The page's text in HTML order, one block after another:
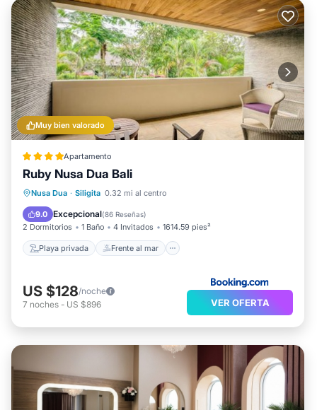
Muy bien valorado
Apartamento
Ruby Nusa Dua Bali
Nusa Dua · Siligita 0.32 mi al centro
9.0 Excepcional(86 Reseñas)
2 Dormitorios 1 Baño 4 Invitados 1614.59 pies²
Playa privada Frente al mar
Playa privada
Frente al mar
Desayuno
Aparcamiento
US $128/noche
7 noches - US $896 VER OFERTA